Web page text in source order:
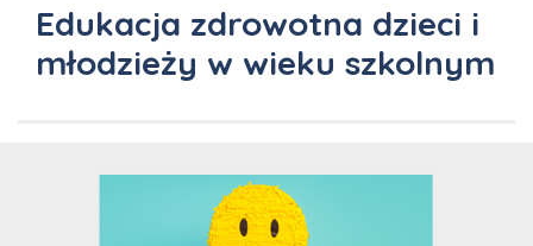
Edukacja zdrowotna dzieci i
młodzieży w wieku szkolnym